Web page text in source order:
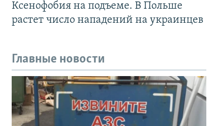
Ксенофобия на подъеме. В Польше
растет число нападений на украинцев
Главные новости